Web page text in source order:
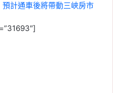
計通車後將帶動三峽房市